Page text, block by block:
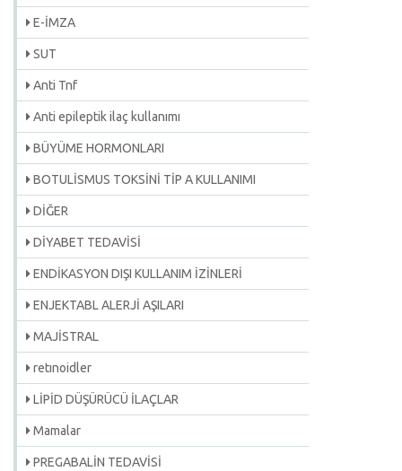
E-İMZA
SUT
Anti Tnf
Anti epileptik ilaç kullanımı
BÜYÜME HORMONLARI
BOTULİSMUS TOKSİNİ TİP A KULLANIMI
DİĞER
DİYABET TEDAVİSİ
ENDİKASYON DIŞI KULLANIM İZİNLERİ
ENJEKTABL ALERJİ AŞILARI
MAJİSTRAL
retınoidler
LİPİD DÜŞÜRÜCÜ İLAÇLAR
Mamalar
PREGABALİN TEDAVİSİ